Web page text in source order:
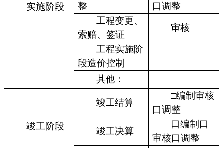
实施阶段
整
口调整
工程变更、
索赔、签证
审核
工程实施阶
段造价控制
其他：
竣工阶段
竣工结算
□编制审核
口调整
竣工决算
口编制口
审核口调整